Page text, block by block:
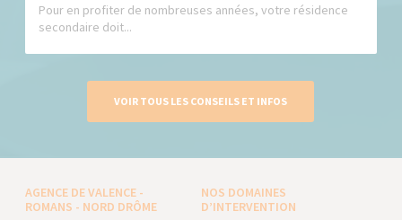
Pour en profiter de nombreuses années, votre résidence
secondaire doit...
VOIR TOUS LES CONSEILS ET INFOS
AGENCE DE VALENCE -
ROMANS - NORD DRÔME
NOS DOMAINES
D’INTERVENTION